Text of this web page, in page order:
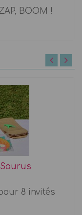
BOOM !
8 invités